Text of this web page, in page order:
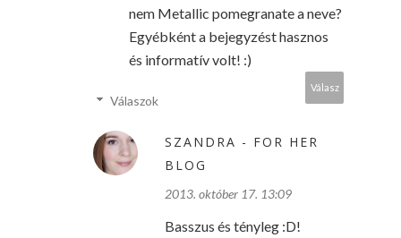
nem Metallic pomegranate a neve?
Egyébként a bejegyzést hasznos
és informatív volt! :)
Válasz
Válaszok
SZANDRA - FOR HER
BLOG
2013. október 17. 13:09
Basszus és tényleg :D!